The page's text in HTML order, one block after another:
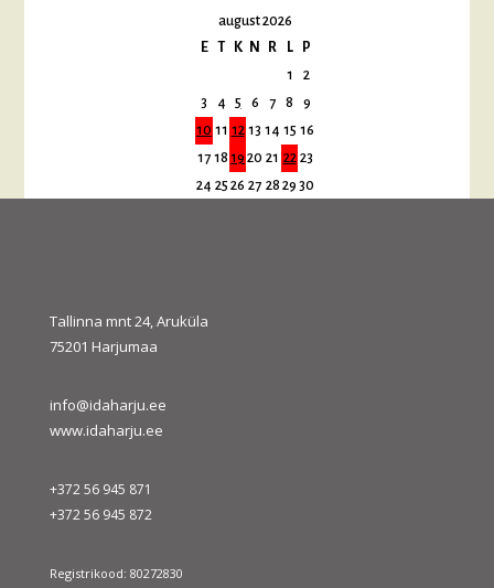
august 2026
E
T K N R L
P
1
2
3
4 5 6 7 8
9
10 11 12 13 14 15 16
17 18 19 20 21 22 23
24 25 26 27 28 29 30
Tallinna mnt 24, Aruküla
75201 Harjumaa
info@idaharju.ee
www.idaharju.ee
+372 56 945 871
+372 56 945 872
Registrikood: 80272830